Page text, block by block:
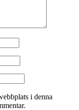
i denna